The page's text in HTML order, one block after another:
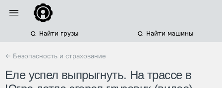
Найти грузы Найти машины
← Безопасность и страхование
Еле успел выпрыгнуть. На трассе в